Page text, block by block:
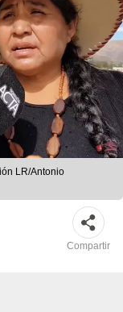
LR/Antonio
Compartir